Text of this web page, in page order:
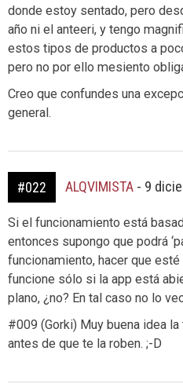
donde estoy sentado, pero
año ni el anteeri, y tengo
estos tipos de productos a
pero no por ello mesiento
Creo que confundes una
general.
#022 ALQVIMISTA - 9
Si el funcionamiento está
entonces supongo que podrá
funcionamiento, hacer que
funcione sólo si la app está
plano, ¿no? En tal caso no lo
#009 (Gorki) Muy buena idea la
antes de que te la roben. ;-D